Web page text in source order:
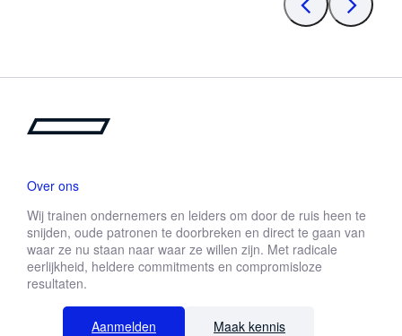
Over ons
Wij trainen ondernemers en leiders om door de ruis heen te
snijden, oude patronen te doorbreken en direct te gaan van
waar ze nu staan naar waar ze willen zijn. Met radicale
eerlijkheid, heldere commitments en compromisloze
resultaten.
Aanmelden Maak kennis